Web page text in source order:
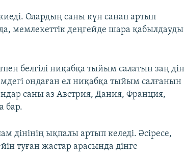
Олардың саны күн санап артып
мемлекеттік деңгейде шара қабылдауды
белгілі ниқабқа тыйым салатын заң дін
ондаған ел ниқабқа тыйым салғанын
саны аз Австрия, Дания, Франция,
бар.
дінінің ықпалы артып келеді. Әсіресе,
туған жастар арасында дінге